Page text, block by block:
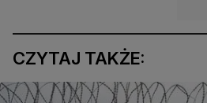
CZYTAJ TAKŻE: